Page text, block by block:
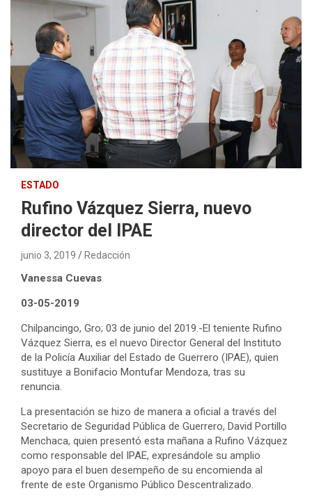
ESTADO
Rufino Vázquez Sierra, nuevo
director del IPAE
junio 3, 2019 Redacción
Vanessa Cuevas
03-05-2019
Chilpancingo, Gro; 03 de junio del 2019.-El teniente Rufino
Vázquez Sierra, es el nuevo Director General del Instituto
de la Policía Auxiliar del Estado de Guerrero (IPAE), quien
sustituye a Bonifacio Montufar Mendoza, tras su
renuncia.
La presentación se hizo de manera a oficial a través del
Secretario de Seguridad Pública de Guerrero, David Portillo
Menchaca, quien presentó esta mañana a Rufino Vázquez
como responsable del IPAE, expresándole su amplio
apoyo para el buen desempeño de su encomienda al
frente de este Organismo Público Descentralizado.